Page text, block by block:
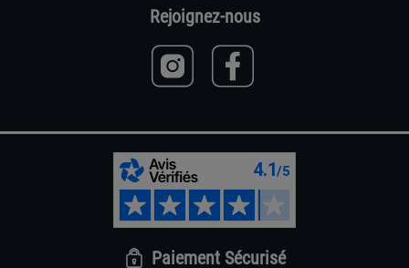
Rejoignez-nous
Paiement Sécurisé